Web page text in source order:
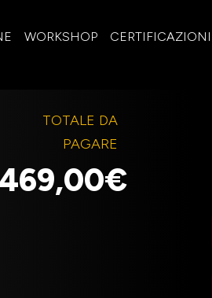
WORKSHOP CERTIFICAZIONI
TOTALE DA
PAGARE
469,00€